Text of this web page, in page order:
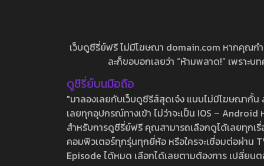
เว็บดูซีรี่ย์ฟรี ไม่มีโฆษณา domain.com หากคุณก
ละก็ขอบอกเลยว่า “ห้ามพลาด!” เพราะ
ดูซีรี่ย์บนมือถือ
"มาลองเลยกับเว็บดูซีรีส์สุดเจ๋ง แบบไม่มีโฆษณากั้
เลยทุกอุปกรณ์ทางเข้า ไม่ว่าจะเป็น IOS –
สำหรับการดูซีรี่ย์ฟรี คุณสามารถเลือกดูได้เลยทุกเ
คอมพิวเตอร์ทุกรุ่นทุกยี่ห้อ หรือใครจะเชื่อมต่อผ่าน
Episode ได้หมด เลือกได้เลยตามต้องการ เปลี่ยน